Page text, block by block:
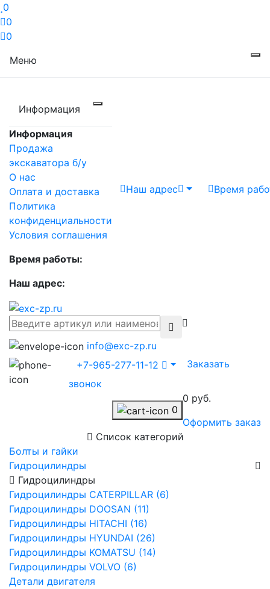
0
0
0
Меню
Информация
Информация
Продажа
экскаватора б/у
О нас
Оплата и доставка
Политика
конфиденциальности
Условия соглашения
Время работы:
Наш адрес:
Наш адрес Время
info@exc-zp.ru
+7-965-277-11-12
Заказать
звонок
0
0 руб.
Оформить заказ
Список категорий
Болты и гайки
Гидроцилиндры
Гидроцилиндры
Гидроцилиндры CATERPILLAR (6)
Гидроцилиндры DOOSAN (11)
Гидроцилиндры HITACHI (16)
Гидроцилиндры HYUNDAI (26)
Гидроцилиндры KOMATSU (14)
Гидроцилиндры VOLVO (6)
Детали двигателя